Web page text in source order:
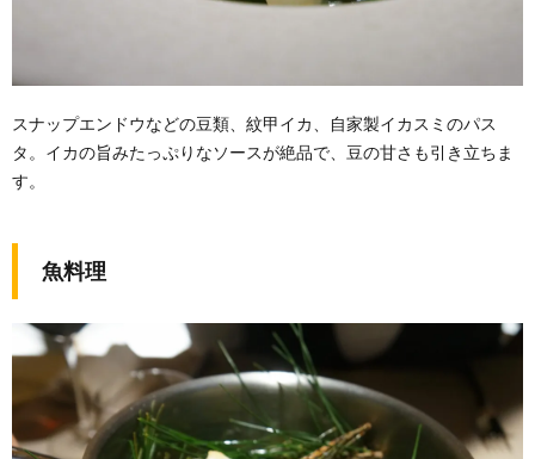
スナップエンドウなどの豆類、紋甲イカ、自家製イカスミのパス
タ。イカの旨みたっぷりなソースが絶品で、豆の甘さも引き立ちま
す。
魚料理